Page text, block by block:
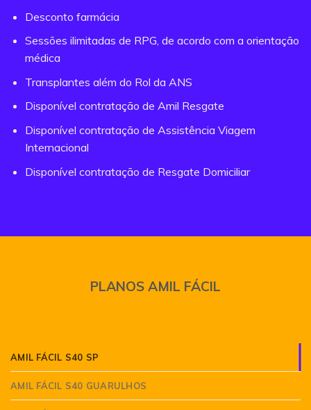
Desconto farmácia
Sessões ilimitadas de RPG, de acordo com a orientação
médica
Transplantes além do Rol da ANS
Disponível contratação de Amil Resgate
Disponível contratação de Assistência Viagem
Internacional
Disponível contratação de Resgate Domiciliar
PLANOS AMIL FÁCIL
AMIL FÁCIL S40 SP
AMIL FÁCIL S40 GUARULHOS